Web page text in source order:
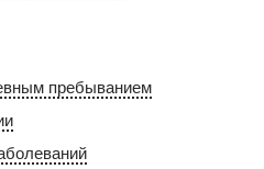
пребыванием